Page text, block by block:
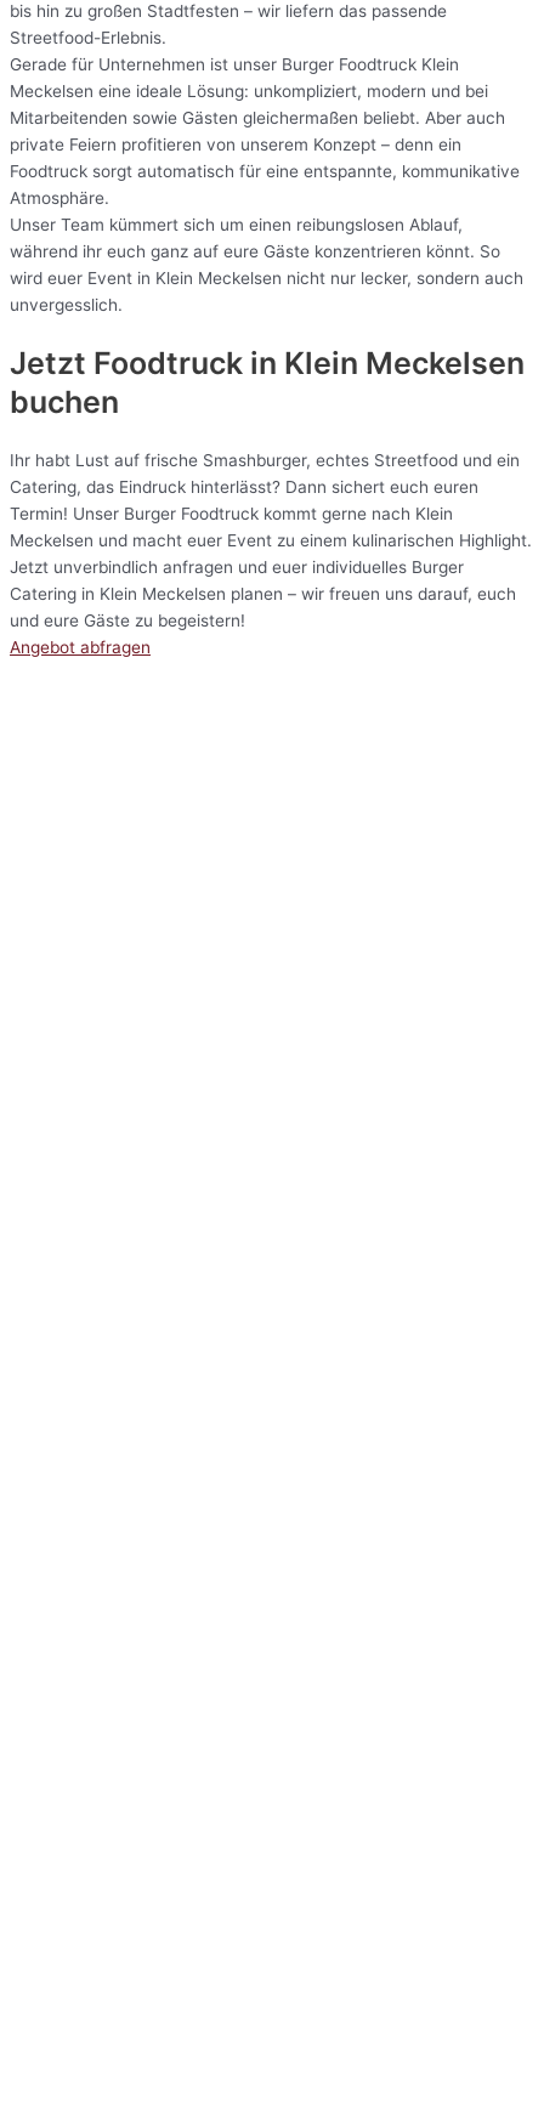
bis hin zu großen Stadtfesten – wir liefern das passende
Streetfood-Erlebnis.
Gerade für Unternehmen ist unser Burger Foodtruck Klein
Meckelsen eine ideale Lösung: unkompliziert, modern und bei
Mitarbeitenden sowie Gästen gleichermaßen beliebt. Aber auch
private Feiern profitieren von unserem Konzept – denn ein
Foodtruck sorgt automatisch für eine entspannte, kommunikative
Atmosphäre.
Unser Team kümmert sich um einen reibungslosen Ablauf,
während ihr euch ganz auf eure Gäste konzentrieren könnt. So
wird euer Event in Klein Meckelsen nicht nur lecker, sondern auch
unvergesslich.
Jetzt Foodtruck in Klein Meckelsen
buchen
Ihr habt Lust auf frische Smashburger, echtes Streetfood und ein
Catering, das Eindruck hinterlässt? Dann sichert euch euren
Termin! Unser Burger Foodtruck kommt gerne nach Klein
Meckelsen und macht euer Event zu einem kulinarischen Highlight.
Jetzt unverbindlich anfragen und euer individuelles Burger
Catering in Klein Meckelsen planen – wir freuen uns darauf, euch
und eure Gäste zu begeistern!
Angebot abfragen